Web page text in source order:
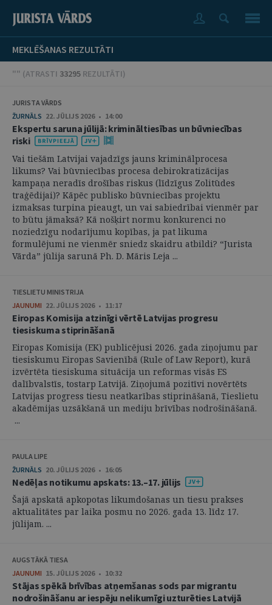
MEKLĒŠANAS REZULTĀTI
"" (ATRASTI 33295 REZULTĀTI)
JURISTA VĀRDS
ŽURNĀLS 22. JŪLIJS 2026 • 14:00
Ekspertu saruna jūlijā: krimināltiesības un būvniecības
riski
Vai tiešām Latvijai vajadzīgs jauns kriminālprocesa
likums? Vai būvniecības procesa debirokratizācijas
kampaņa neradīs drošības riskus (līdzīgus Zolitūdes
traģēdijai)? Kāpēc publisko būvniecības projektu
izmaksas turpina pieaugt, un vai sabiedrībai vienmēr par
to būtu jāmaksā? Kā nošķirt normu konkurenci no
noziedzīgu nodarījumu kopības, ja pat likuma
formulējumi ne vienmēr sniedz skaidru atbildi? “Jurista
Vārda” jūlija sarunā Ph. D. Māris Leja ...
TIESLIETU MINISTRIJA
JAUNUMI 22. JŪLIJS 2026 • 11:17
Eiropas Komisija atzinīgi vērtē Latvijas progresu
tiesiskuma stiprināšanā
Eiropas Komisija (EK) publicējusi 2026. gada ziņojumu par
tiesiskumu Eiropas Savienībā (Rule of Law Report), kurā
izvērtēta tiesiskuma situācija un reformas visās ES
dalībvalstīs, tostarp Latvijā. Ziņojumā pozitīvi novērtēts
Latvijas progress tiesu neatkarības stiprināšanā, Tieslietu
akadēmijas uzsākšanā un mediju brīvības nodrošināšanā.
...
PAULA LIPE
ŽURNĀLS 20. JŪLIJS 2026 • 16:05
Nedēļas notikumu apskats: 13.–17. jūlijs
Šajā apskatā apkopotas likumdošanas un tiesu prakses
aktualitātes par laika posmu no 2026. gada 13. līdz 17.
jūlijam. ...
AUGSTĀKĀ TIESA
JAUNUMI 15. JŪLIJS 2026 • 10:32
Stājas spēkā brīvības atņemšanas sods par migrantu
nodrošināšanu ar iespēju nelikumīgi uzturēties Latvijā